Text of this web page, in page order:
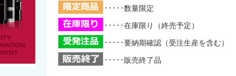
･････数量限定
･････在庫限り（終売予定）
･････要納期確認（受注生産を含む）
･････販売終了品